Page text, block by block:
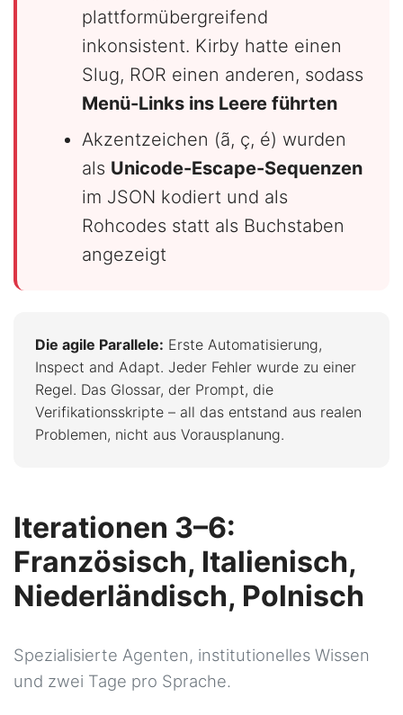
plattformübergreifend
inkonsistent. Kirby hatte einen
Slug, ROR einen anderen, sodass
Menü-Links ins Leere führten
Akzentzeichen (ã, ç, é) wurden
als Unicode-Escape-Sequenzen
im JSON kodiert und als
Rohcodes statt als Buchstaben
angezeigt
Die agile Parallele: Erste Automatisierung,
Inspect and Adapt. Jeder Fehler wurde zu einer
Regel. Das Glossar, der Prompt, die
Verifikationsskripte – all das entstand aus realen
Problemen, nicht aus Vorausplanung.
Iterationen 3–6:
Französisch, Italienisch,
Niederländisch, Polnisch
Spezialisierte Agenten, institutionelles Wissen
und zwei Tage pro Sprache.